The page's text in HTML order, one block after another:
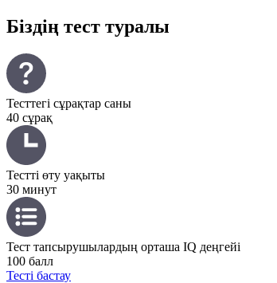
Біздің тест туралы
Тесттегі сұрақтар саны
40 сұрақ
Тестті өту уақыты
30 минут
Тест тапсырушылардың орташа IQ деңгейі
100 балл
Тесті бастау